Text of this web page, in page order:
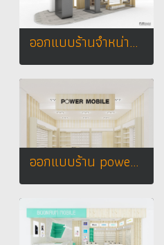
ออกแบบร้านจำหน่ายมือถือ ร้าน TWZ by โคราชนวกิจ
ออกแบบร้าน power mobile บิ๊กซี จ. ระนอง